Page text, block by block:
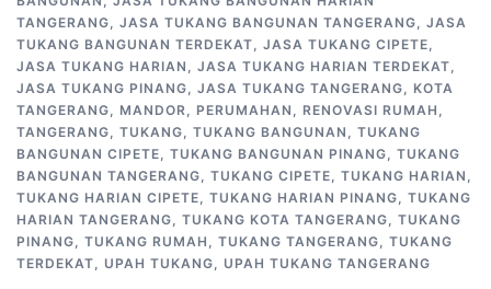
TANGERANG, JASA TUKANG BANGUNAN TANGERANG, JASA
TUKANG BANGUNAN TERDEKAT, JASA TUKANG CIPETE,
JASA TUKANG HARIAN , JASA TUKANG HARIAN TERDEKAT,
JASA TUKANG PINANG, JASA TUKANG TANGERANG, KOTA
TANGERANG, MANDOR, PERUMAHAN , RENOVASI RUMAH ,
TANGERANG, TUKANG, TUKANG BANGUNAN , TUKANG
BANGUNAN CIPETE, TUKANG BANGUNAN PINANG, TUKANG
BANGUNAN TANGERANG, TUKANG CIPETE, TUKANG HARIAN ,
TUKANG HARIAN CIPETE, TUKANG HARIAN PINANG, TUKANG
HARIAN TANGERANG, TUKANG KOTA TANGERANG, TUKANG
PINANG, TUKANG RUMAH , TUKANG TANGERANG, TUKANG
TERDEKAT, UPAH TUKANG, UPAH TUKANG TANGERANG